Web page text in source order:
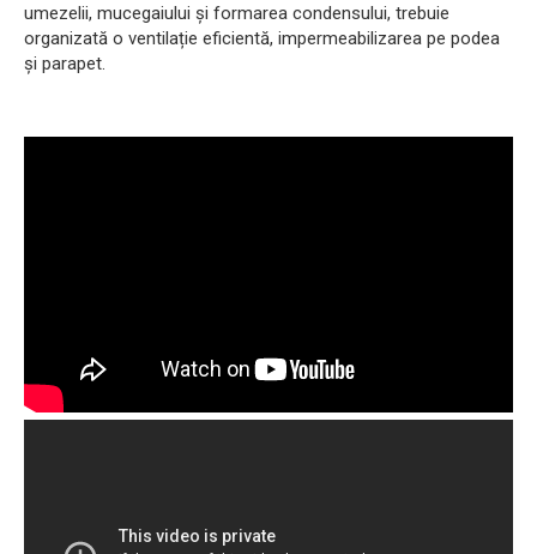
umezelii, mucegaiului și formarea condensului, trebuie
organizată o ventilație eficientă, impermeabilizarea pe podea
și parapet.